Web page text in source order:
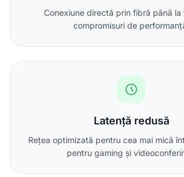
Conexiune directă prin fibră până la
compromisuri de
Latență redusă
Rețea optimizată pentru cea mai mică
pentru gaming și